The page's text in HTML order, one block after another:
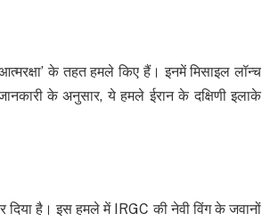
के तहत हमले किए हैं। इनमें मिसाइल लॉन्च
के अनुसार, ये हमले ईरान के दक्षिणी इलाके
दिया है। इस हमले में IRGC की नेवी विंग के जवानों